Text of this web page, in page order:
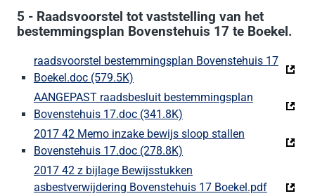
5 - Raadsvoorstel tot vaststelling van het
bestemmingsplan Bovenstehuis 17 te Boekel.
raadsvoorstel bestemmingsplan Bovenstehuis 17
Boekel.doc (579.5K) (Deze link gaat naar een externe
AANGEPAST raadsbesluit bestemmingsplan
Bovenstehuis 17.doc (341.8K) (Deze link gaat naar een
2017 42 Memo inzake bewijs sloop stallen
Bovenstehuis 17.doc (278.8K) (Deze link gaat naar een
2017 42 z bijlage Bewijsstukken
asbestverwijdering Bovenstehuis 17 Boekel.pdf